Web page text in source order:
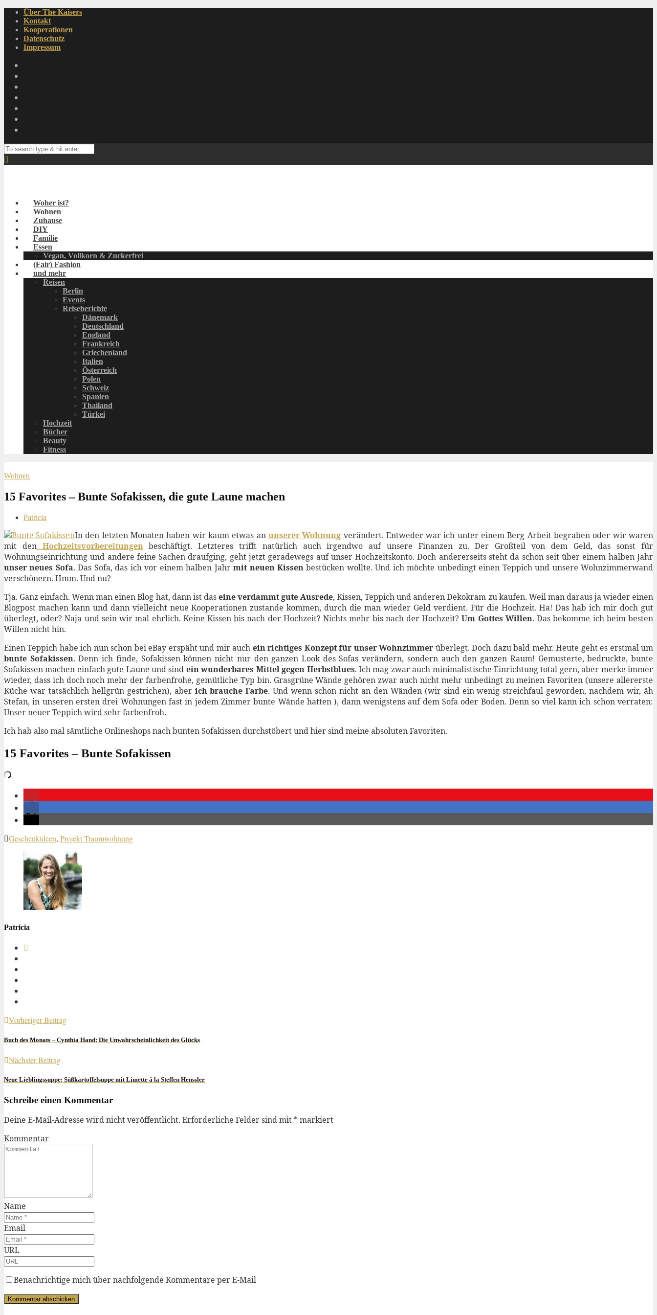
Über The Kaisers
Kontakt
Kooperationen
Datenschutz
Impressum
Woher ist?
Wohnen
Zuhause
DIY
Familie
Essen
Vegan, Vollkorn & Zuckerfrei
(Fair) Fashion
und mehr
Reisen
Berlin
Events
Reiseberichte
Dänemark
Deutschland
England
Frankreich
Griechenland
Italien
Österreich
Polen
Schweiz
Spanien
Thailand
Türkei
Hochzeit
Bücher
Beauty
Fitness
Wohnen
15 Favorites – Bunte Sofakissen, die gute Laune machen
Patricia
In den letzten Monaten haben wir kaum etwas an unserer Wohnung verändert. Entweder war ich unter einem Berg Arbeit begraben oder wir waren
mit denHochzeitsvorbereitungenbeschäftigt. Letzteres trifft natürlich auch irgendwo auf unsere Finanzen zu. Der Großteil von dem Geld, das sonst für
Wohnungseinrichtung und andere feine Sachen draufging, geht jetzt geradewegs auf unser Hochzeitskonto. Doch andererseits steht da schon seit über einem halben Jahr
unser neues Sofa. Das Sofa, das ich vor einem halben Jahrmit neuen Kissenbestücken wollte. Und ich möchte unbedingt einen Teppich und unsere Wohnzimmerwand
verschönern. Hmm. Und nu?
Tja. Ganz einfach. Wenn man einen Blog hat, dann ist daseine verdammt gute Ausrede, Kissen, Teppich und anderen Dekokram zu kaufen. Weil man daraus ja wieder einen
Blogpost machen kann und dann vielleicht neue Kooperationen zustande kommen, durch die man wieder Geld verdient. Für die Hochzeit. Ha! Das hab ich mir doch gut
überlegt, oder? Naja und sein wir mal ehrlich. Keine Kissen bis nach der Hochzeit? Nichts mehr bis nach der Hochzeit?Um Gottes Willen. Das bekomme ich beim besten
Willen nicht hin.
Einen Teppich habe ich nun schon bei eBay erspäht und mir auch ein richtiges Konzept für unser Wohnzimmer überlegt. Doch dazu bald mehr. Heute geht es erstmal um
bunte Sofakissen. Denn ich finde, Sofakissen können nicht nur den ganzen Look des Sofas verändern, sondern auch den ganzen Raum! Gemusterte, bedruckte, bunte
Sofakissen machen einfach gute Laune und sind ein wunderbares Mittel gegen Herbstblues. Ich mag zwar auch minimalistische Einrichtung total gern, aber merke immer
wieder, dass ich doch noch mehr der farbenfrohe, gemütliche Typ bin. Grasgrüne Wände gehören zwar auch nicht mehr unbedingt zu meinen Favoriten (unsere allererste
Küche war tatsächlich hellgrün gestrichen), aber ich brauche Farbe. Und wenn schon nicht an den Wänden (wir sind ein wenig streichfaul geworden, nachdem wir, äh
Stefan, in unseren ersten drei Wohnungen fast in jedem Zimmer bunte Wände hatten ), dann wenigstens auf dem Sofa oder Boden. Denn so viel kann ich schon verraten:
Unser neuer Teppich wird sehr farbenfroh.
Ich hab also mal sämtliche Onlineshops nach bunten Sofakissen durchstöbert und hier sind meine absoluten Favoriten.
15 Favorites – Bunte Sofakissen
Geschenkideen, Projekt Traumwohnung
Patricia
Vorheriger Beitrag
Buch des Monats – Cynthia Hand: Die Unwahrscheinlichkeit des Glücks
Nächster Beitrag
Neue Lieblingssuppe: Süßkartoffelsuppe mit Limette á la Steffen Henssler
Schreibe einen Kommentar
Deine E-Mail-Adresse wird nicht veröffentlicht. Erforderliche Felder sind mit * markiert
Kommentar
Name
Email
URL
Benachrichtige mich über nachfolgende Kommentare per E-Mail